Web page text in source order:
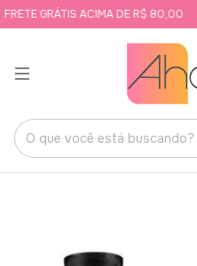
GRÁTIS ACIMA DE R$ 80,00